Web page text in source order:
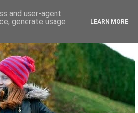
and user-agent
generate usage
LEARN MORE